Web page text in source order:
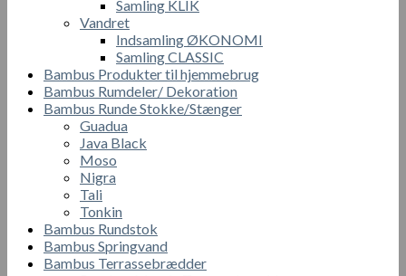
Samling KLIK
Vandret
Indsamling ØKONOMI
Samling CLASSIC
Bambus Produkter til hjemmebrug
Bambus Rumdeler/ Dekoration
Bambus Runde Stokke/Stænger
Guadua
Java Black
Moso
Nigra
Tali
Tonkin
Bambus Rundstok
Bambus Springvand
Bambus Terrassebrædder